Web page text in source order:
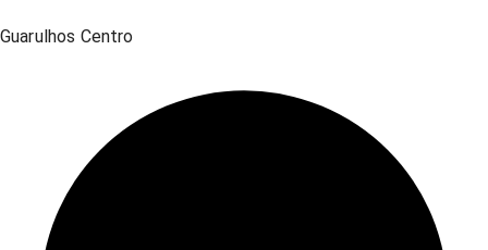
Guarulhos Centro